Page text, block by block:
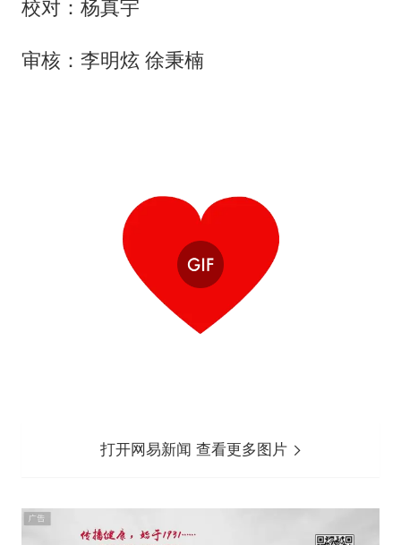
校对：杨真宇
审核：李明炫 徐秉楠
打开网易新闻 查看更多图片